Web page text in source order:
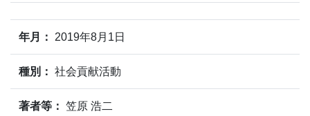
年月： 2019年8月1日
種別： 社会貢献活動
著者等： 笠原 浩二